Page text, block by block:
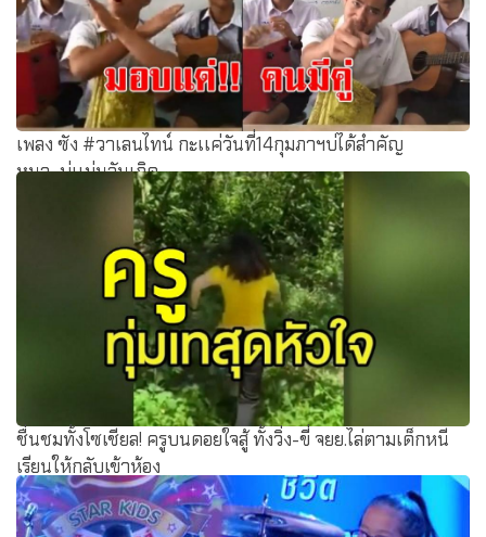
เพลง ซัง #วาเลนไทน์ กะเเค่วันที่14กุมภาฯบ่ได้สำคัญ
หนา...บ่เเม่นวันเกิด...
ชื่นชมทั้งโซเชียล! ครูบนดอยใจสู้ ทั้งวิ่ง-ขี่ จยย.ไล่ตามเด็กหนี
เรียนให้กลับเข้าห้อง